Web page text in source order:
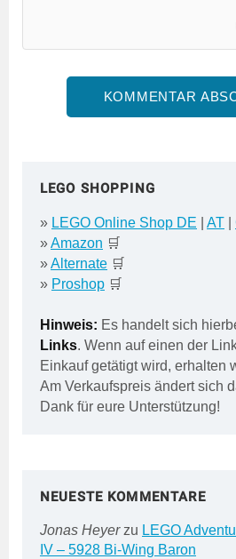
LEGO SHOPPING
» LEGO Online Shop DE AT
»Amazon 🛒
»Alternate 🛒
» Proshop 🛒
Hinweis: Es handelt sich
Links. Wenn auf einen der
Einkauf getätigt wird, erhalten
Am Verkaufspreis ändert sich
Dank für eure Unterstützung!
NEUESTE KOMMENTARE
Jonas Heyerzu LEGO
IV – 5928 Bi-Wing Baron